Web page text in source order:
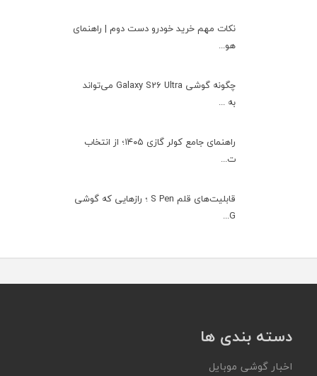
نکات مهم خرید خودرو دست دوم | راهنمای
هو...
چگونه گوشی Galaxy S26 Ultra می‌تواند
به ...
راهنمای جامع کولر گازی ۱۴۰۵؛ از انتخاب
ت...
قابلیت‌های قلم S Pen ؛ رازهایی که گوشی
G...
دسته بندی ها
اخبار گوشی موبایل